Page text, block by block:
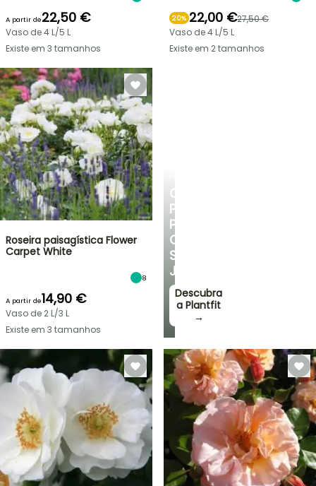
CONSELHOS
PERSONALIZADOS
PARA
O
SEU
JARDIM
Descubra
a Plantfit
→
A partir de22,50 €
Vaso de 4 L/5 L
Existe em 3 tamanhos
20% 22,00 €27,50 €
Vaso de 4 L/5 L
Existe em 2 tamanhos
Roseira paisagística Flower
Carpet White
8
A partir de14,90 €
Vaso de 2 L/3 L
Existe em 3 tamanhos